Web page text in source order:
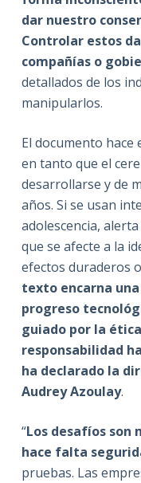
dar nuestro
Controlar estos
compañías o
detallados de los
manipularlos.
El documento hace
en tanto que el
desarrollarse y de
años. Si se usan
adolescencia,
que se afecte a la
efectos duraderos
texto encarna
progreso
guiado por la
responsabilidad
ha declarado la
Audrey Azoulay.
“Los desafíos son
hace falta
pruebas. Las